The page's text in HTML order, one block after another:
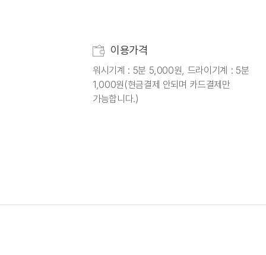
이용가격
워시기계 : 5분 5,000원, 드라이기계 : 5분
1,000원(현금결제 안되며 카드결제만
가능합니다.)